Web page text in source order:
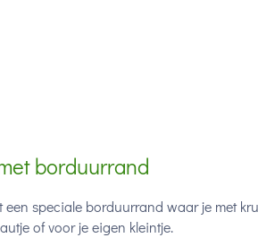
borduurrand
speciale borduurrand waar je met
of voor je eigen kleintje.